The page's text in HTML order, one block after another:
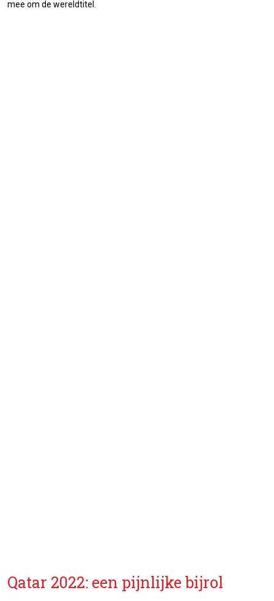
mee om de wereldtitel.
Qatar 2022: een pijnlijke bijrol